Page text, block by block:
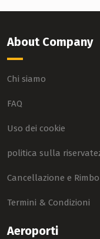
About Company
Chi siamo
FAQ
Uso dei cookie
politica sulla
Cancellazione e
Termini & Condizioni
Aeroporti